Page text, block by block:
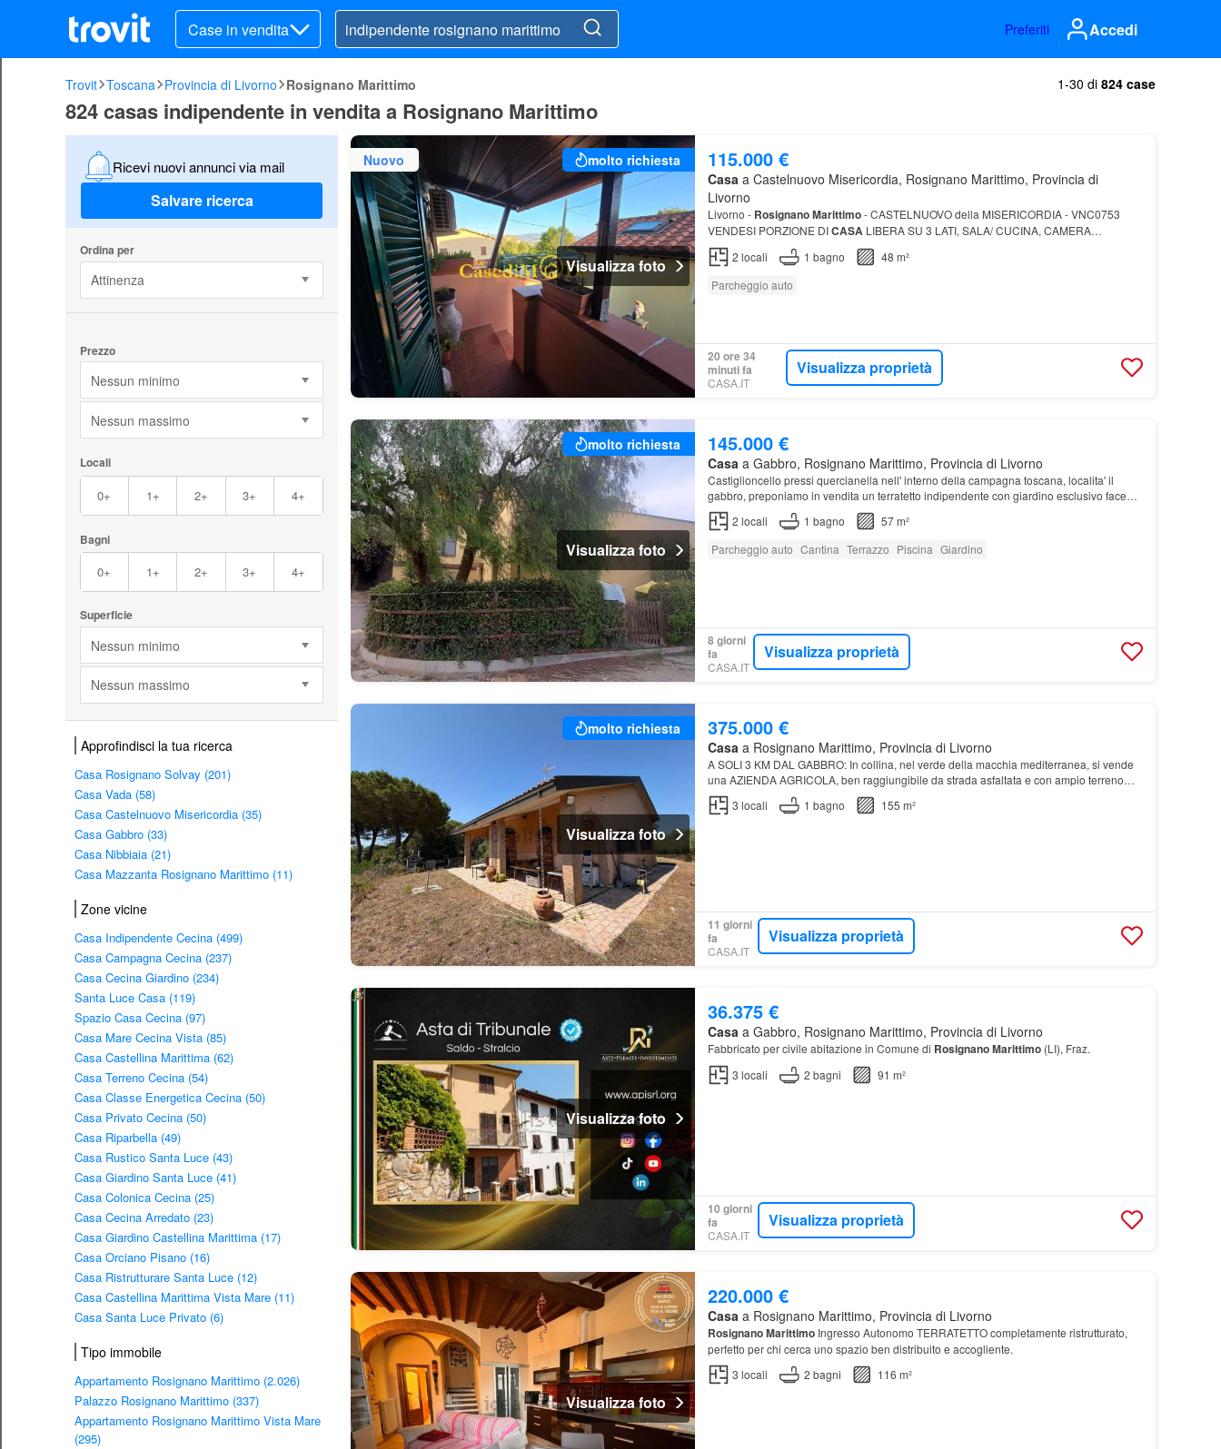
Case in vendita Preferiti Accedi
Trovit Toscana Provincia di Livorno Rosignano Marittimo 1-30 di 824 case
824 casas indipendente in vendita a Rosignano Marittimo
Ricevi nuovi annunci via mail
Salvare ricerca
Ordina per
Attinenza
Prezzo
Nessun minimo
Nessun massimo
Locali
0+ 1+ 2+ 3+ 4+
Bagni
0+ 1+ 2+ 3+ 4+
Superficie
Nessun minimo
Nessun massimo
Approfindisci la tua ricerca
Casa Rosignano Solvay (201)
Casa Vada (58)
Casa Castelnuovo Misericordia (35)
Casa Gabbro (33)
Casa Nibbiaia (21)
Casa Mazzanta Rosignano Marittimo (11)
Zone vicine
Casa Indipendente Cecina (499)
Casa Campagna Cecina (237)
Casa Cecina Giardino (234)
Santa Luce Casa (119)
Spazio Casa Cecina (97)
Casa Mare Cecina Vista (85)
Casa Castellina Marittima (62)
Casa Terreno Cecina (54)
Casa Classe Energetica Cecina (50)
Casa Privato Cecina (50)
Casa Riparbella (49)
Casa Rustico Santa Luce (43)
Casa Giardino Santa Luce (41)
Casa Colonica Cecina (25)
Casa Cecina Arredato (23)
Casa Giardino Castellina Marittima (17)
Casa Orciano Pisano (16)
Casa Ristrutturare Santa Luce (12)
Casa Castellina Marittima Vista Mare (11)
Casa Santa Luce Privato (6)
Tipo immobile
Appartamento Rosignano Marittimo (2.026)
Palazzo Rosignano Marittimo (337)
Appartamento Rosignano Marittimo Vista Mare
(295)
Nuovo molto richiesta
Visualizza foto
115.000 €
Casaa Castelnuovo Misericordia, Rosignano Marittimo, Provincia di
Livorno
Livorno - RosignanoMarittimo- CASTELNUOVO della MISERICORDIA - VNC0753
VENDESI PORZIONE DICASA LIBERA SU 3 LATI, SALA/ CUCINA, CAMERA
MATRIMONIALE,
2 locali 1 bagno
48 m²
Parcheggio auto
20 ore 34
minuti fa
CASA.IT
Visualizza proprietà
molto richiesta
Visualizza foto
145.000 €
Casa a Gabbro, Rosignano Marittimo, Provincia di Livorno
Castiglioncello pressi quercianella nell' interno della campagna toscana, localita' il
gabbro, preponiamo in vendita un terratetto indipendente con giardino esclusivo facente
parte del complesso di una antica fattor…
2 locali 1 bagno
57 m²
Parcheggio auto Cantina Terrazzo Piscina Giardino
8 giorni
fa
CASA.IT
Visualizza proprietà
molto richiesta
Visualizza foto
375.000 €
Casa a Rosignano Marittimo, Provincia di Livorno
A SOLI 3 KM DAL GABBRO: In collina, nel verde della macchia mediterranea, si vende
una AZIENDA AGRICOLA, ben raggiungibile da strada asfaltata e con ampio terreno
circostante…
3 locali 1 bagno 155 m²
11 giorni
fa
CASA.IT
Visualizza proprietà
Visualizza foto
36.375 €
Casa a Gabbro, Rosignano Marittimo, Provincia di Livorno
Fabbricato per civile abitazione in Comune di RosignanoMarittimo(LI), Fraz.
3 locali 2 bagni 91 m²
10 giorni
fa
CASA.IT
Visualizza proprietà
Visualizza foto
220.000 €
Casa a Rosignano Marittimo, Provincia di Livorno
RosignanoMarittimoIngresso Autonomo TERRATETTO completamente ristrutturato,
perfetto per chi cerca uno spazio ben distribuito e accogliente.
3 locali 2 bagni 116 m²